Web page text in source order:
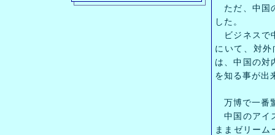
ただ、中国
した。
ビジネスで
にいて、対
は、中国の対
を知る事が出
万博で一番
中国のアイ
ままゼリー